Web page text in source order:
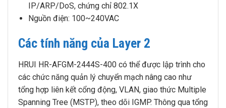
IP/ARP/DoS, chứng chỉ 802.1X
Nguồn điện: 100~240VAC
Các tính năng của Layer 2
HRUI HR-AFGM-2444S-400 có thể được lập trình cho
các chức năng quản lý chuyển mạch nâng cao như
tổng hợp liên kết cổng động, VLAN, giao thức Multiple
Spanning Tree (MSTP), theo dõi IGMP. Thông qua tổng